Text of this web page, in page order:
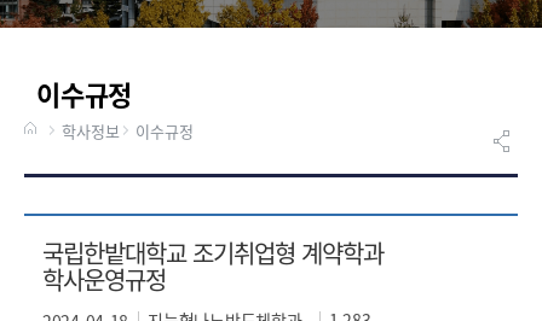
이수규정
학사정보 이수규정
국립한밭대학교 조기취업형 계약학과
학사운영규정